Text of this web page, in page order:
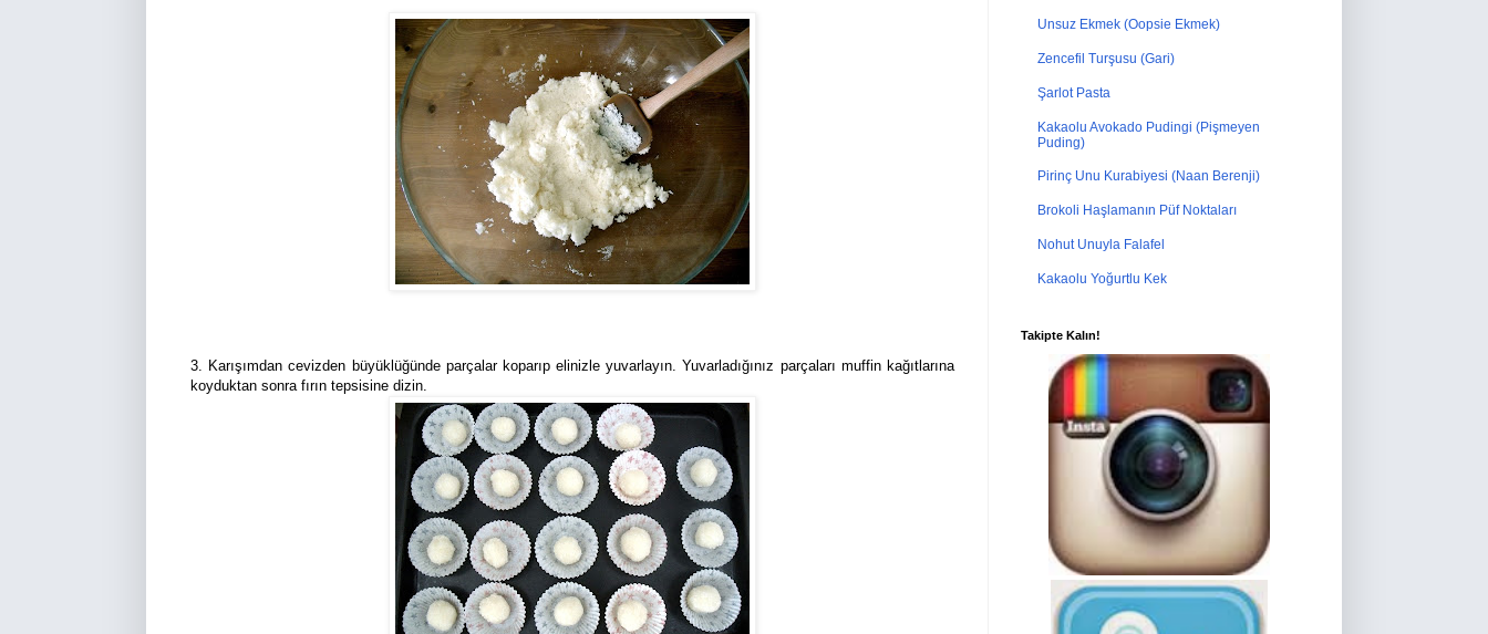
3. Karışımdan cevizden büyüklüğünde parçalar koparıp elinizle yuvarlayın. Yuvarladığınız parçaları muffin kağıtlarına
koyduktan sonra fırın tepsisine dizin.
Unsuz Ekmek (Oopsie Ekmek)
Zencefil Turşusu (Gari)
Şarlot Pasta
Kakaolu Avokado Pudingi (Pişmeyen
Puding)
Pirinç Unu Kurabiyesi (Naan Berenji)
Brokoli Haşlamanın Püf Noktaları
Nohut Unuyla Falafel
Kakaolu Yoğurtlu Kek
Takipte Kalın!